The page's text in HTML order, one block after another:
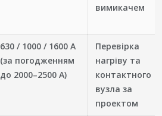
вимикачем
630 / 1000 / 1600 А
(за погодженням
до 2000–2500 А)
Перевірка
нагріву та
контактного
вузла за
проектом